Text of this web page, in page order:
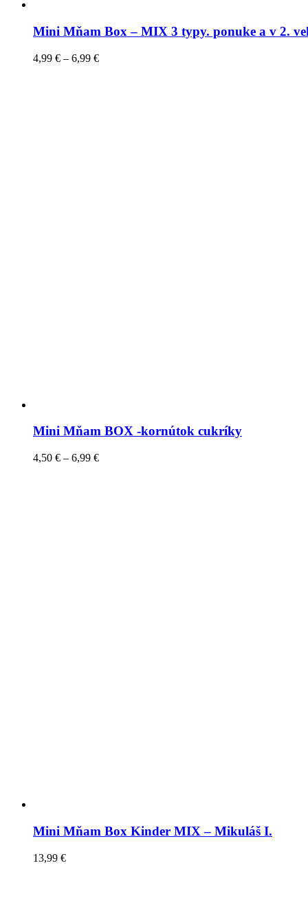
Mini Mňam Box – MIX 3 typy. ponuke a v 2.
4,99 € – 6,99 €
Mini Mňam BOX -kornútok cukríky
4,50 € – 6,99 €
Mini Mňam Box Kinder MIX – Mikuláš I.
13,99 €